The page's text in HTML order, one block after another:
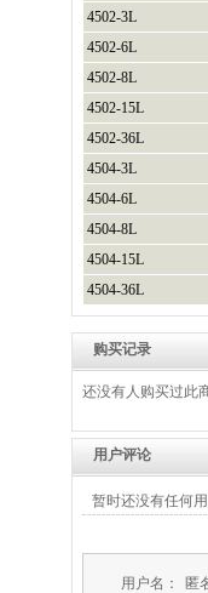
4502-3L
4502-6L
4502-8L
4502-15L
4502-36L
4504-3L
4504-6L
4504-8L
4504-15L
4504-36L
购买记录
还没有人购买过此
用户评论
暂时还没有任何
用户名：
匿